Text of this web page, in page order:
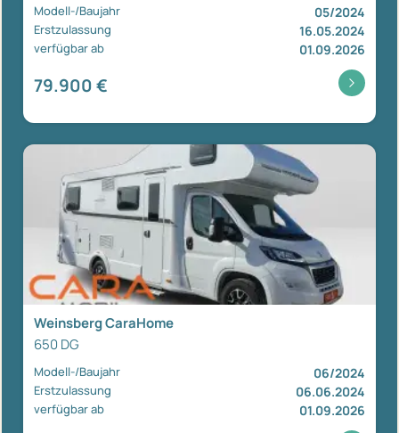
Modell-/Baujahr 05/2024
Erstzulassung 16.05.2024
verfügbar ab 01.09.2026
79.900 €
Weinsberg CaraHome
650 DG
Modell-/Baujahr 06/2024
Erstzulassung 06.06.2024
verfügbar ab 01.09.2026